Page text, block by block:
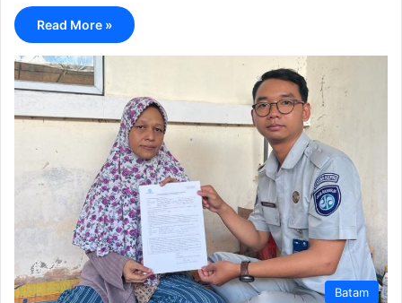
Read More »
Batam